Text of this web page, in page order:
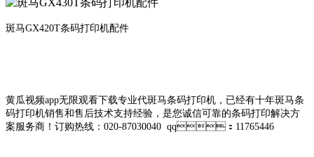
斑马GX420T条码打印机配件
黄瓜视频app无限观看下载专业代斑马条码打印机，已经有十年斑马条
码打印机销售和售后技术支持经验，是您诚信可靠的条码打印解决方
案服务商！订购热线：020-87030040 qq：11765446